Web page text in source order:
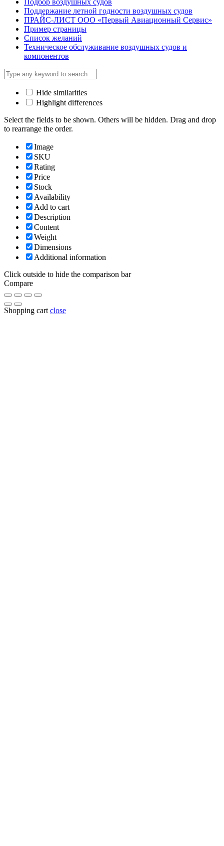
Поддержание летной годности воздушных судов
ПРАЙС-ЛИСТ ООО «Первый Авиационный Сервис»
Пример страницы
Список желаний
Техническое обслуживание воздушных судов и
компонентов
Hide similarities
Highlight differences
Select the fields to be shown. Others will be hidden. Drag and drop
to rearrange the order.
Image
SKU
Rating
Price
Stock
Availability
Add to cart
Description
Content
Weight
Dimensions
Additional information
Click outside to hide the comparison bar
Compare
Shopping cart close